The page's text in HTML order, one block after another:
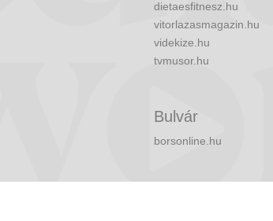
dietaesfitnesz.hu
vitorlazasmagazin.hu
videkize.hu
tvmusor.hu
Bulvár
borsonline.hu